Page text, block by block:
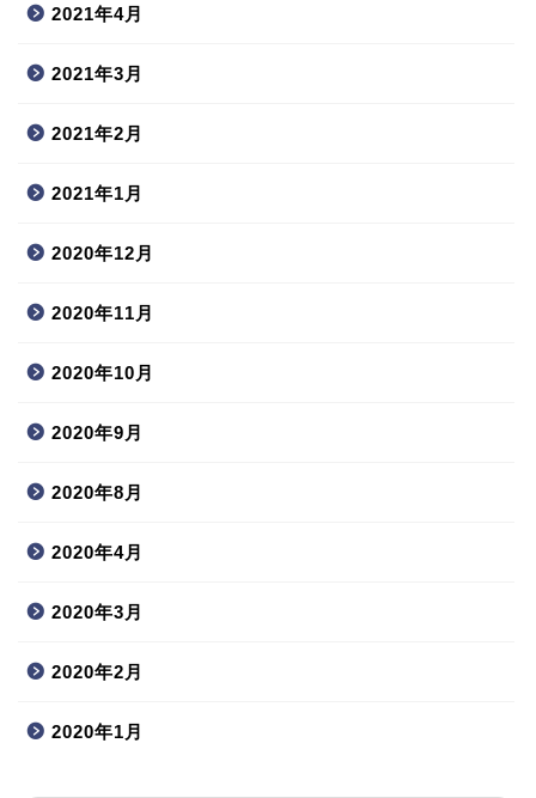
2021年4月
2021年3月
2021年2月
2021年1月
2020年12月
2020年11月
2020年10月
2020年9月
2020年8月
2020年4月
2020年3月
2020年2月
2020年1月